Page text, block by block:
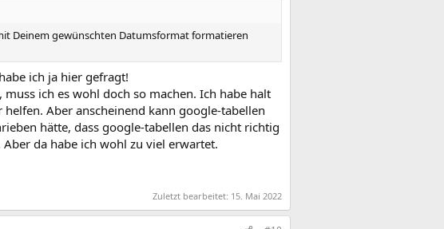
Deinem gewünschten Datumsformat formatieren
ich ja hier gefragt!
ich es wohl doch so machen. Ich habe halt
Aber anscheinend kann google-tabellen
hätte, dass google-tabellen das nicht richtig
da habe ich wohl zu viel erwartet.
Zuletzt bearbeitet: 15. Mai 2022